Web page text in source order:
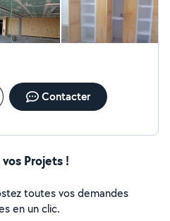
Contacter
Projets !
toutes vos demandes
en un clic.